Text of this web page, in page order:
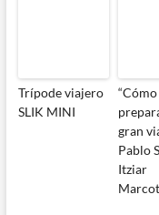
Trípode viajero
SLIK MINI
“Cómo
gran
Pablo
Itziar